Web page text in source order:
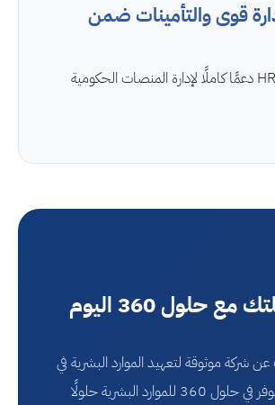
قوى والتأمينات ضمن
نعم، توفر HR360S دعمًا كاملًا لإدارة المنصات الحكومية
مع حلول 360 اليوم
شركة موثوقة لتعهيد الموارد البشرية في
السعودية، نوفر في حلول 360 للموارد البشرية حلولًا